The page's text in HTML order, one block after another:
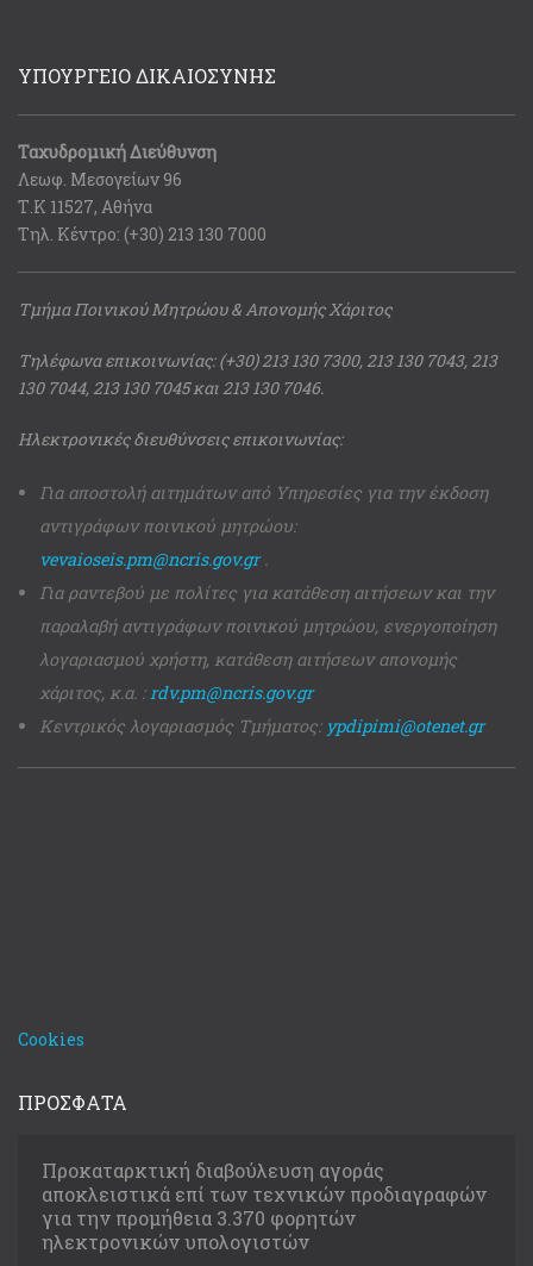
ΥΠΟΥΡΓΕΙΟ ΔΙΚΑΙΟΣΥΝΗΣ
Ταχυδρομική Διεύθυνση
Λεωφ. Μεσογείων 96
Τ.Κ 11527, Αθήνα
Τηλ. Κέντρο: (+30) 213 130 7000
Τμήμα Ποινικού Μητρώου & Απονομής Χάριτος
Τηλέφωνα επικοινωνίας: (+30) 213 130 7300, 213 130 7043, 213
130 7044, 213 130 7045 και 213 130 7046.
Ηλεκτρονικές διευθύνσεις επικοινωνίας:
Για αποστολή αιτημάτων από Υπηρεσίες για την έκδοση
αντιγράφων ποινικού μητρώου:
vevaioseis.pm@ncris.gov.gr.
Για ραντεβού με πολίτες για κατάθεση αιτήσεων και την
παραλαβή αντιγράφων ποινικού μητρώου, ενεργοποίηση
λογαριασμού χρήστη, κατάθεση αιτήσεων απονομής
χάριτος, κ.α. :rdv.pm@ncris.gov.gr
Κεντρικός λογαριασμός Τμήματος: ypdipimi@otenet.gr
Cookies
ΠΡΟΣΦΑΤΑ
Προκαταρκτική διαβούλευση αγοράς
αποκλειστικά επί των τεχνικών προδιαγραφών
για την προμήθεια 3.370 φορητών
ηλεκτρονικών υπολογιστών